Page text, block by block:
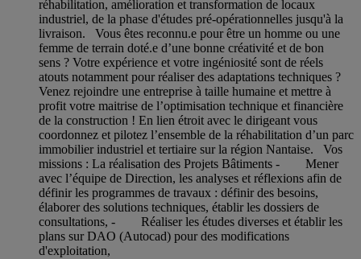
réhabilitation, amélioration et transformation de locaux
industriel, de la phase d'études pré-opérationnelles jusqu'à la
livraison. Vous êtes reconnu.e pour être un homme ou une
femme de terrain doté.e d’une bonne créativité et de bon
sens ? Votre expérience et votre ingéniosité sont de réels
atouts notamment pour réaliser des adaptations techniques ?
Venez rejoindre une entreprise à taille humaine et mettre à
profit votre maitrise de l’optimisation technique et financière
de la construction ! En lien étroit avec le dirigeant vous
coordonnez et pilotez l’ensemble de la réhabilitation d’un parc
immobilier industriel et tertiaire sur la région Nantaise. Vos
missions : La réalisation des Projets Bâtiments - Mener
avec l’équipe de Direction, les analyses et réflexions afin de
définir les programmes de travaux : définir des besoins,
élaborer des solutions techniques, établir les dossiers de
consultations, - Réaliser les études diverses et établir les
plans sur DAO (Autocad) pour des modifications
d'exploitation,